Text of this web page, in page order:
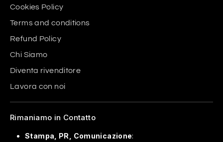
Cookies Policy
Terms and conditions
Refund Policy
Chi Siamo
Diventa rivenditore
Lavora con noi
Rimaniamo in Contatto
Stampa, PR, Comunicazione: